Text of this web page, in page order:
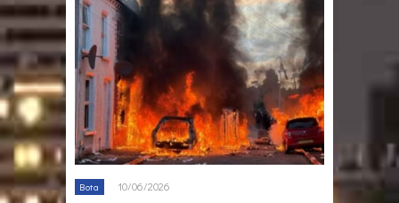
Bota 10/06/2026